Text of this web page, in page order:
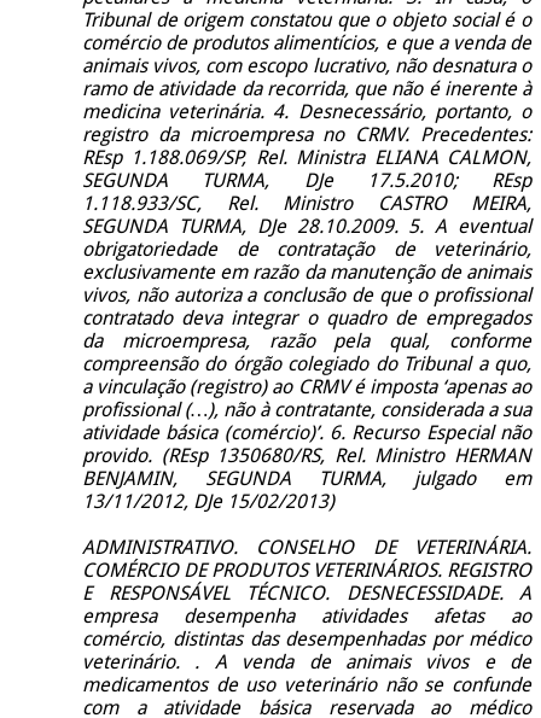
Tribunal de origem constatou que o objeto social é o
comércio de produtos alimentícios, e que a venda de
animais vivos, com escopo lucrativo, não desnatura o
ramo de atividade da recorrida, que não é inerente à
medicina veterinária. 4. Desnecessário, portanto, o
registro da microempresa no CRMV. Precedentes:
REsp 1.188.069/SP, Rel. Ministra ELIANA CALMON,
SEGUNDA TURMA, DJe 17.5.2010; REsp
1.118.933/SC, Rel. Ministro CASTRO MEIRA,
SEGUNDA TURMA, DJe 28.10.2009. 5. A eventual
obrigatoriedade de contratação de veterinário,
exclusivamente em razão da manutenção de animais
vivos, não autoriza a conclusão de que o profissional
contratado deva integrar o quadro de empregados
da microempresa, razão pela qual, conforme
compreensão do órgão colegiado do Tribunal a quo,
a vinculação (registro) ao CRMV é imposta ‘apenas ao
profissional (…), não à contratante, considerada a sua
atividade básica (comércio)’. 6. Recurso Especial não
provido. (REsp 1350680/RS, Rel. Ministro HERMAN
BENJAMIN, SEGUNDA TURMA, julgado em
13/11/2012, DJe 15/02/2013)
ADMINISTRATIVO. CONSELHO DE
VETERINÁRIA.
COMÉRCIO DE PRODUTOS VETERINÁRIOS. REGISTRO
E RESPONSÁVEL TÉCNICO. DESNECESSIDADE. A
empresa desempenha atividades afetas ao
comércio, distintas das desempenhadas por médico
veterinário. . A venda de animais vivos e de
medicamentos de uso veterinário não se confunde
com a atividade básica reservada ao médico